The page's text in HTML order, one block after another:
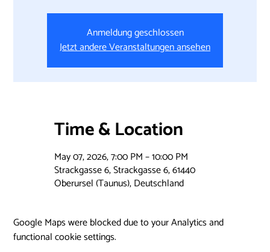
Anmeldung geschlossen
Jetzt andere Veranstaltungen ansehen
Time & Location
May 07, 2026, 7:00 PM – 10:00 PM
Strackgasse 6, Strackgasse 6, 61440
Oberursel (Taunus), Deutschland
Google Maps were blocked due to your Analytics and
functional cookie settings.